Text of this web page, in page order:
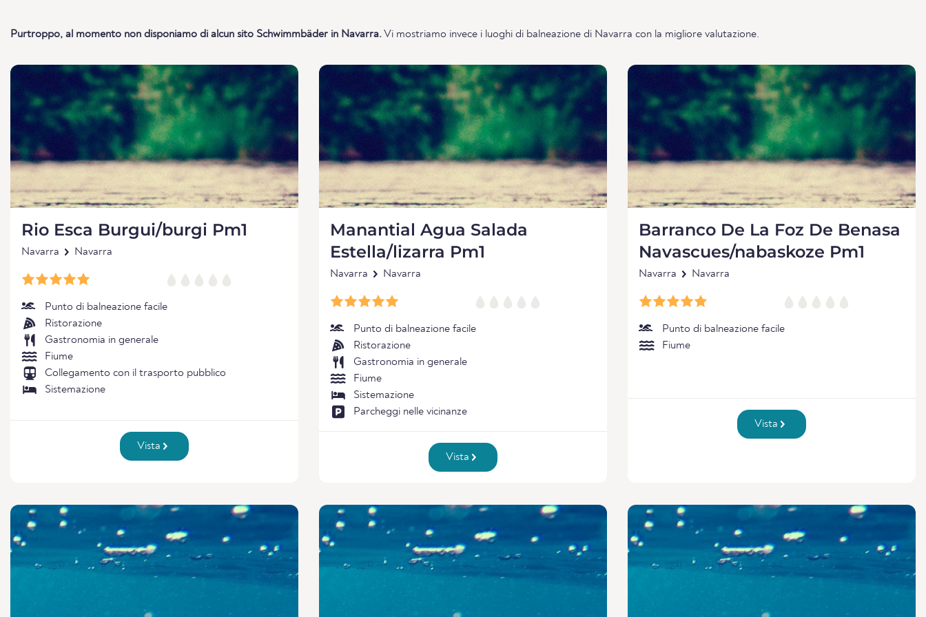
Purtroppo, al momento non disponiamo di alcun sito Schwimmbäder in Navarra.Vi mostriamo invece i luoghi di balneazione di Navarra con la migliore valutazione.
Rio Esca Burgui/burgi Pm1
Navarra Navarra
Punto di balneazione facile
Ristorazione
Gastronomia in generale
Fiume
Collegamento con il trasporto pubblico
Sistemazione
Vista
Manantial Agua Salada
Estella/lizarra Pm1
Navarra Navarra
Punto di balneazione facile
Ristorazione
Gastronomia in generale
Fiume
Sistemazione
Parcheggi nelle vicinanze
Vista
Barranco De La Foz De Benasa
Navascues/nabaskoze Pm1
Navarra Navarra
Punto di balneazione facile
Fiume
Vista